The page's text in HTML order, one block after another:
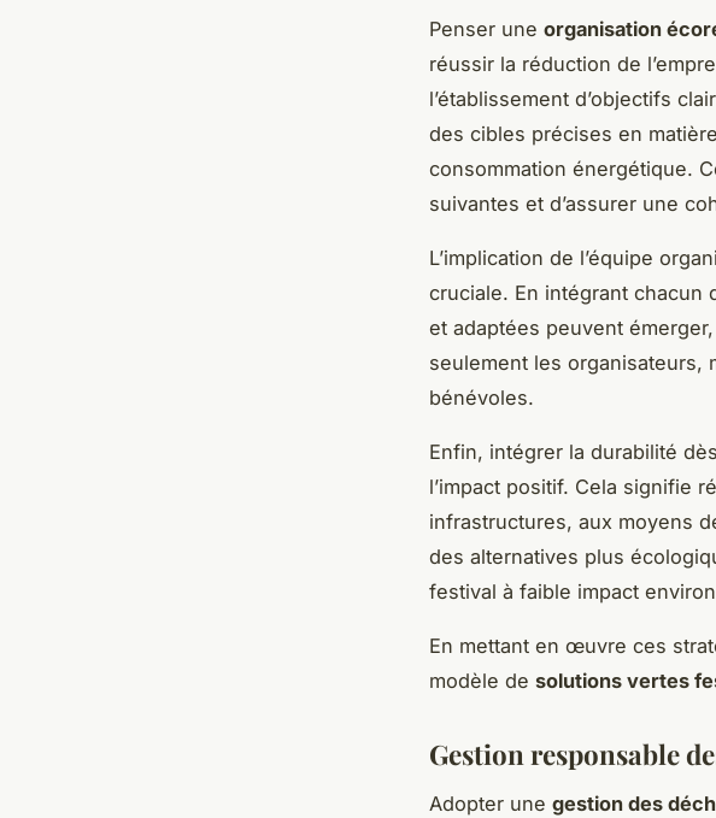
Penser une organisation
réussir la réduction de
l’établissement d’objectifs
des cibles précises en
consommation énergétique.
suivantes et d’assurer une
L’implication de l’équipe
cruciale. En intégrant chacun
et adaptées peuvent
seulement les organisateurs,
bénévoles.
Enfin, intégrer la durabilité
l’impact positif. Cela signifie
infrastructures, aux moyens
des alternatives plus
festival à faible impact
En mettant en œuvre ces
modèle de solutions vertes
Gestion responsable
Adopter une gestion des